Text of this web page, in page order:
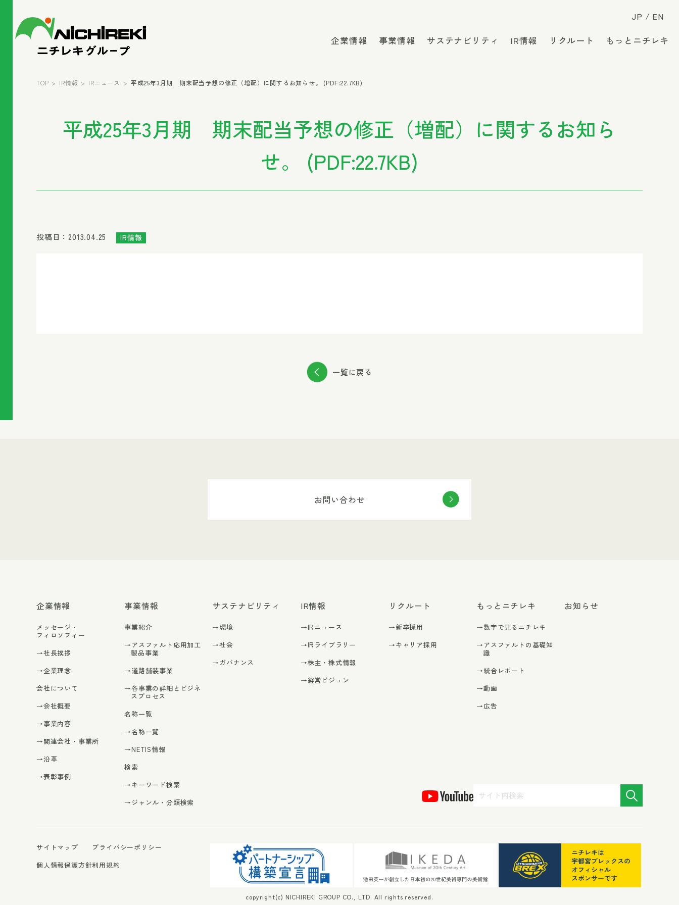
JP EN
企業情報 事業情報 サステナビリティ IR情報 リクルート もっとニチレキ
TOP IR情報 IRニュース 平成25年3月期 期末配当予想の修正（増配）に関するお知らせ。 (PDF:22.7KB)
平成25年3月期 期末配当予想の修正（増配）に関するお知ら
せ。 (PDF:22.7KB)
投稿日：2013.04.25 IR情報
一覧に戻る
お問い合わせ
企業情報
メッセージ・
フィロソフィー
→社長挨拶
→企業理念
会社について
→会社概要
→事業内容
→関連会社・事業所
→沿革
→表彰事例
事業情報
事業紹介
→アスファルト応用加工
製品事業
→道路舗装事業
→各事業の詳細とビジネ
スプロセス
名称一覧
→名称一覧
→NETIS情報
検索
→キーワード検索
→ジャンル・分類検索
サステナビリティ
→環境
→社会
→ガバナンス
IR情報
→IRニュース
→IRライブラリー
→株主・株式情報
→経営ビジョン
リクルート
→新卒採用
→キャリア採用
もっとニチレキ
→数字で見るニチレキ
→アスファルトの基礎知
識
→統合レポート
→動画
→広告
お知らせ
サイトマップ
個人情報保護方針
プライバシーポリシー
利用規約
copyright(c) NICHIREKI GROUP CO., LTD. All rights reserved.